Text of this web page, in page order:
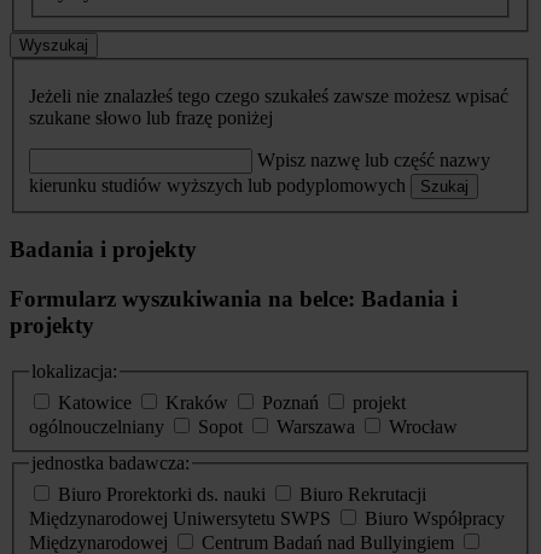
Wyszukaj
Jeżeli nie znalazłeś tego czego szukałeś zawsze możesz wpisać
szukane słowo lub frazę poniżej
Wpisz nazwę lub część nazwy
kierunku studiów wyższych lub podyplomowych
Szukaj
Badania i projekty
Formularz wyszukiwania na belce: Badania i
projekty
lokalizacja:
Katowice
Kraków Poznań
projekt
ogólnouczelniany
Sopot Warszawa
Wrocław
jednostka badawcza:
Biuro Prorektorki ds. nauki
Biuro Rekrutacji
Międzynarodowej Uniwersytetu SWPS
Biuro Współpracy
Międzynarodowej
Centrum Badań nad Bullyingiem